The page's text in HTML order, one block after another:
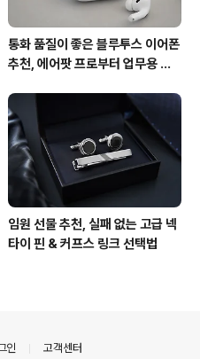
통화 품질이 좋은 블루투스 이어폰
추천, 에어팟 프로부터 업무용 이
임원 선물 추천, 실패 없는 고급 넥
타이 핀 & 커프스 링크 선택법
인 고객센터